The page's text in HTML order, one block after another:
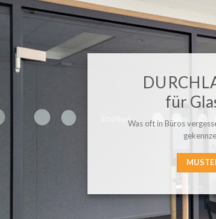
für
Was oft in Büros